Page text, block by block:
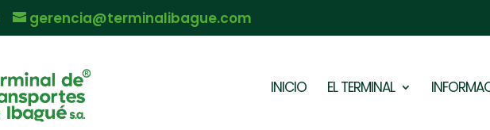
gerencia@terminalibague.com
INICIO EL TERMINAL